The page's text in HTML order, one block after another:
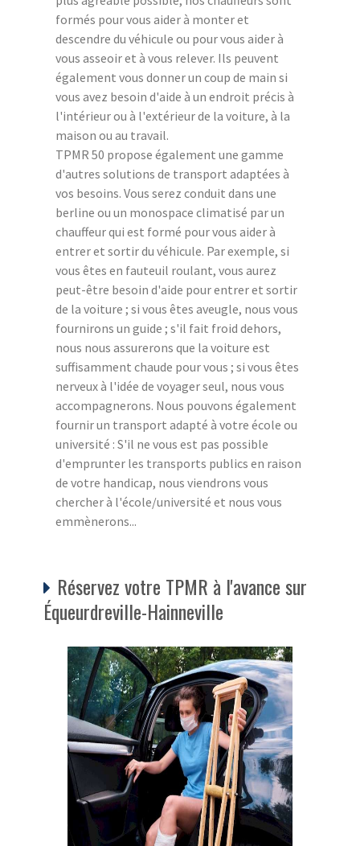
formés pour vous aider à monter et
descendre du véhicule ou pour vous aider à
vous asseoir et à vous relever. Ils peuvent
également vous donner un coup de main si
vous avez besoin d'aide à un endroit précis à
l'intérieur ou à l'extérieur de la voiture, à la
maison ou au travail.
TPMR 50 propose également une gamme
d'autres solutions de transport adaptées à
vos besoins. Vous serez conduit dans une
berline ou un monospace climatisé par un
chauffeur qui est formé pour vous aider à
entrer et sortir du véhicule. Par exemple, si
vous êtes en fauteuil roulant, vous aurez
peut-être besoin d'aide pour entrer et sortir
de la voiture ; si vous êtes aveugle, nous vous
fournirons un guide ; s'il fait froid dehors,
nous nous assurerons que la voiture est
suffisamment chaude pour vous ; si vous êtes
nerveux à l'idée de voyager seul, nous vous
accompagnerons. Nous pouvons également
fournir un transport adapté à votre école ou
université : S'il ne vous est pas possible
d'emprunter les transports publics en raison
de votre handicap, nous viendrons vous
chercher à l'école/université et nous vous
emmènerons...
Réservez votre TPMR à l'avance sur
Équeurdreville-Hainneville